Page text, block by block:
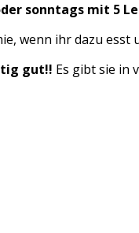
sonntags mit 5
wenn ihr dazu
gut!! Es gibt sie in